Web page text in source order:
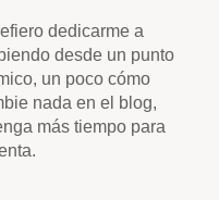
dedicarme a
desde un punto
un poco cómo
nada en el blog,
más tiempo para